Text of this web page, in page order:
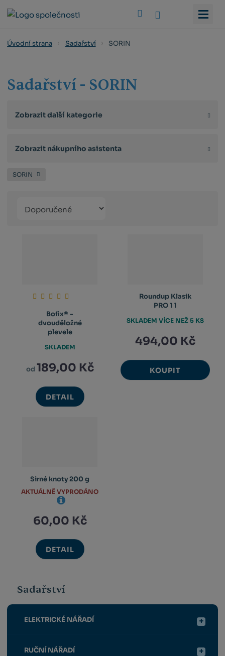
Úvodní strana Sadařství SORIN
Sadařství - SORIN
Zobrazit další kategorie
Zobrazit nákupního asistenta
SORIN
produktů
Bofix® -
dvouděložné
plevele
od189,00 Kč
DETAIL
SKLADEM
Roundup Klasik
PRO 1 l
494,00 Kč
KOUPIT
SKLADEM VÍCE NEŽ 5 KS
Sirné knoty 200 g
60,00 Kč
DETAIL
AKTUÁLNĚ VYPRODÁNO
Sadařství
ELEKTRICKÉ NÁŘADÍ
RUČNÍ NÁŘADÍ